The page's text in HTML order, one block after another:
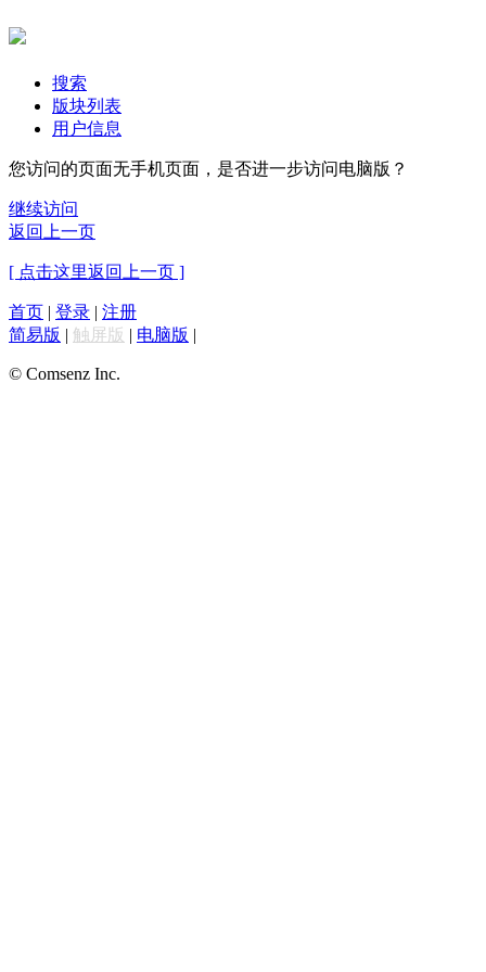
搜索
版块列表
用户信息
您访问的页面无手机页面，是否进一步访问电脑版？
继续访问
返回上一页
[ 点击这里返回上一页 ]
首页 | 登录 | 注册
简易版 | 触屏版 | 电脑版 |
© Comsenz Inc.